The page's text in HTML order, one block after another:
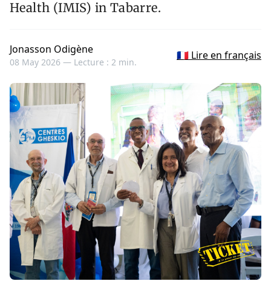
Health (IMIS) in Tabarre.
Jonasson Odigène
08 May 2026 — Lecture : 2 min.
🇫🇷 Lire en français